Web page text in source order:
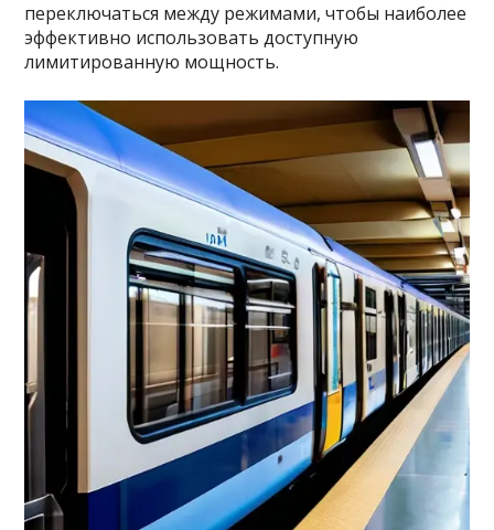
переключаться между режимами, чтобы наиболее
эффективно использовать доступную
лимитированную мощность.